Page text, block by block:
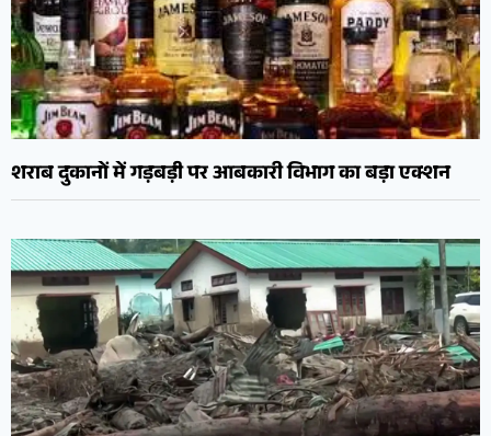
शराब दुकानों में गड़बड़ी पर आबकारी विभाग का बड़ा एक्शन